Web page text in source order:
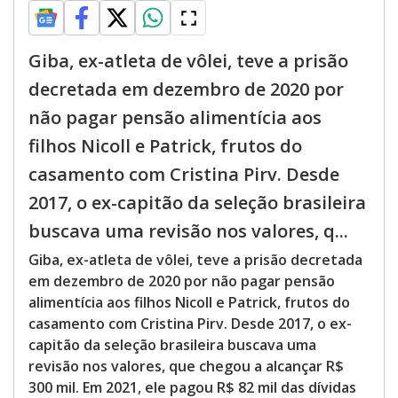
Giba, ex-atleta de vôlei, teve a prisão
decretada em dezembro de 2020 por
não pagar pensão alimentícia aos
filhos Nicoll e Patrick, frutos do
casamento com Cristina Pirv. Desde
2017, o ex-capitão da seleção brasileira
buscava uma revisão nos valores, q...
Giba, ex-atleta de vôlei, teve a prisão decretada
em dezembro de 2020 por não pagar pensão
alimentícia aos filhos Nicoll e Patrick, frutos do
casamento com Cristina Pirv. Desde 2017, o ex-
capitão da seleção brasileira buscava uma
revisão nos valores, que chegou a alcançar R$
300 mil. Em 2021, ele pagou R$ 82 mil das dívidas